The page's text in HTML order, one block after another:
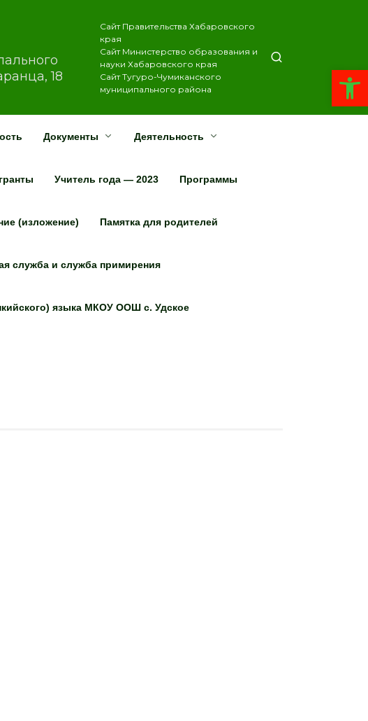
Открыть панель инструментов
18
Сайт Правительства Хабаровского
края
Сайт Министерство образования и
науки Хабаровского края
Сайт Тугуро-Чумиканского
муниципального района
Документы Деятельность
Учитель года — 2023 Программы
(изложение) Памятка для родителей
служба и служба примирения
языка МКОУ ООШ с. Удское